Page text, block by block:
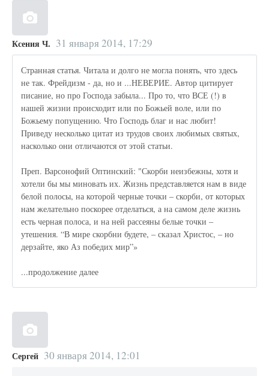
Ксения Ч. 31 января 2014, 17:29
Странная статья. Читала и долго не могла понять, что здесь
не так. Фрейдизм - да, но и ...НЕВЕРИЕ. Автор цитирует
писание, но про Господа забыла... Про то, что ВСЕ (!) в
нашей жизни происходит или по Божьей воле, или по
Божьему попущению. Что Господь благ и нас любит!
Приведу несколько цитат из трудов своих любимых святых,
насколько они отличаются от этой статьи.
Преп. Варсонофий Оптинский: "Скорби неизбежны, хотя и
хотели бы мы миновать их. Жизнь представляется нам в виде
белой полосы, на которой черные точки – скорби, от которых
нам желательно поскорее отделаться, а на самом деле жизнь
есть черная полоса, и на ней рассеяны белые точки –
утешения. “В мире скорбни будете, – сказал Христос, – но
дерзайте, яко Аз победих мир”»
...продолжение далее
Сергей 30 января 2014, 12:01